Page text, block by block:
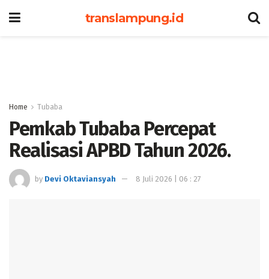
translampung.id
Home Tubaba
Pemkab Tubaba Percepat
Realisasi APBD Tahun 2026.
by Devi Oktaviansyah 8 Juli 2026 | 06 : 27